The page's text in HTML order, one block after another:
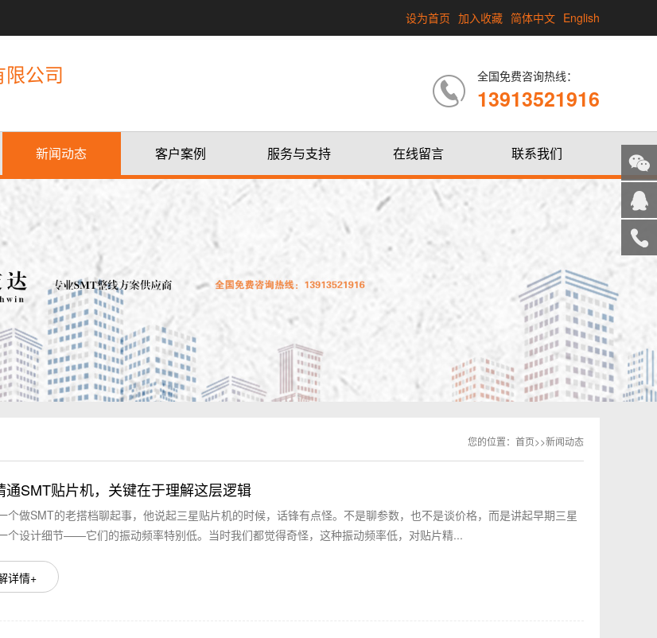
设为首页 加入收藏 简体中文 English
公司 全国免费咨询热线：
13913521916
新闻动态 客户案例 服务与支持 在线留言 联系我们
您的位置： 首页>>新闻动态
通SMT贴片机，关键在于理解这层逻辑
个做SMT的老搭档聊起事，他说起三星贴片机的时候，话锋有点怪。不是聊参数，也不是谈价格，而是讲起早期三星
个设计细节——它们的振动频率特别低。当时我们都觉得奇怪，这种振动频率低，对贴片精...
详情+
关注
微信
在线
客服